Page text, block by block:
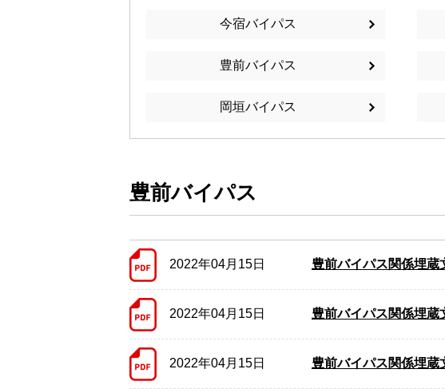
今宿バイパス
豊前バイパス
岡垣バイパス
豊前バイパス
2022年04月15日 豊前バイパス関係埋
2022年04月15日 豊前バイパス関係埋
2022年04月15日 豊前バイパス関係埋